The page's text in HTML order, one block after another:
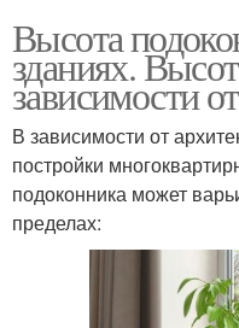
Высота
зданиях.
зависимости
В зависимости от
постройки
подоконника может
пределах: